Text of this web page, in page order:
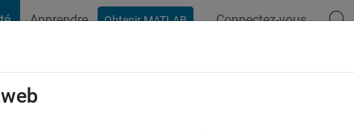
Apprendre Obtenir MATLAB Connectez-vous